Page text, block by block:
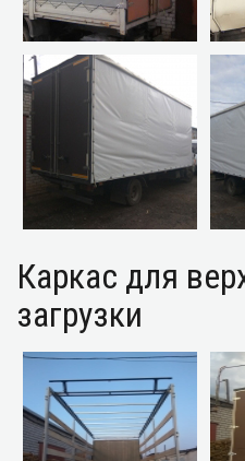
Каркас для
загрузки